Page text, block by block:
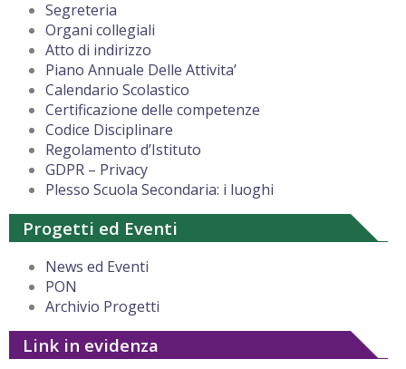
Segreteria
Organi collegiali
Atto di indirizzo
Piano Annuale Delle Attivita’
Calendario Scolastico
Certificazione delle competenze
Codice Disciplinare
Regolamento d’Istituto
GDPR – Privacy
Plesso Scuola Secondaria: i luoghi
Progetti ed Eventi
News ed Eventi
PON
Archivio Progetti
Link in evidenza